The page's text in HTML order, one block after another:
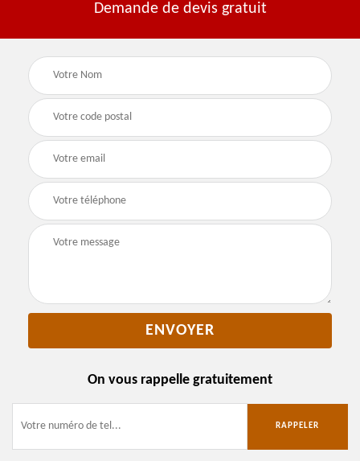
Demande de devis gratuit
On vous rappelle gratuitement